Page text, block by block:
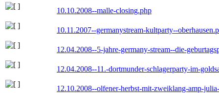
10.10.2008--malle-closing.php
10.11.2007--germanystream-kultparty--
12.04.2008--5-jahre-germany-stream--die-
12.04.2008--11.-dortmunder-schlagerparty-im-
12.10.2008--olfener-herbst-mit-zweiklang-amp-